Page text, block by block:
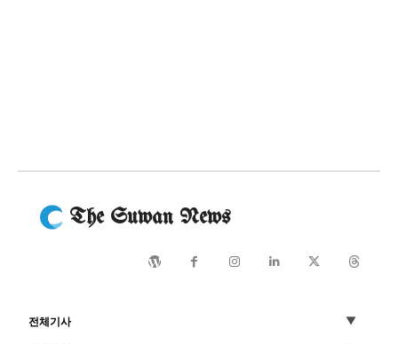
The Suwan News
전체기사